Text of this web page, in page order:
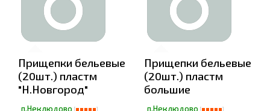
Прищепки бельевые
(20шт.) пластм
"Н.Новгород"
п.Неклюдово
Прищепки бельевые
(20шт.) пластм
большие
п.Неклюдово